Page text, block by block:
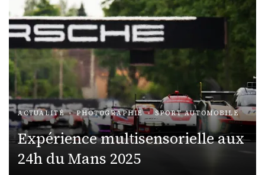
ACTUALITÉ PHOTOGRAPHIE SPORT AUTOMOBILE
Expérience multisensorielle aux
24h du Mans 2025